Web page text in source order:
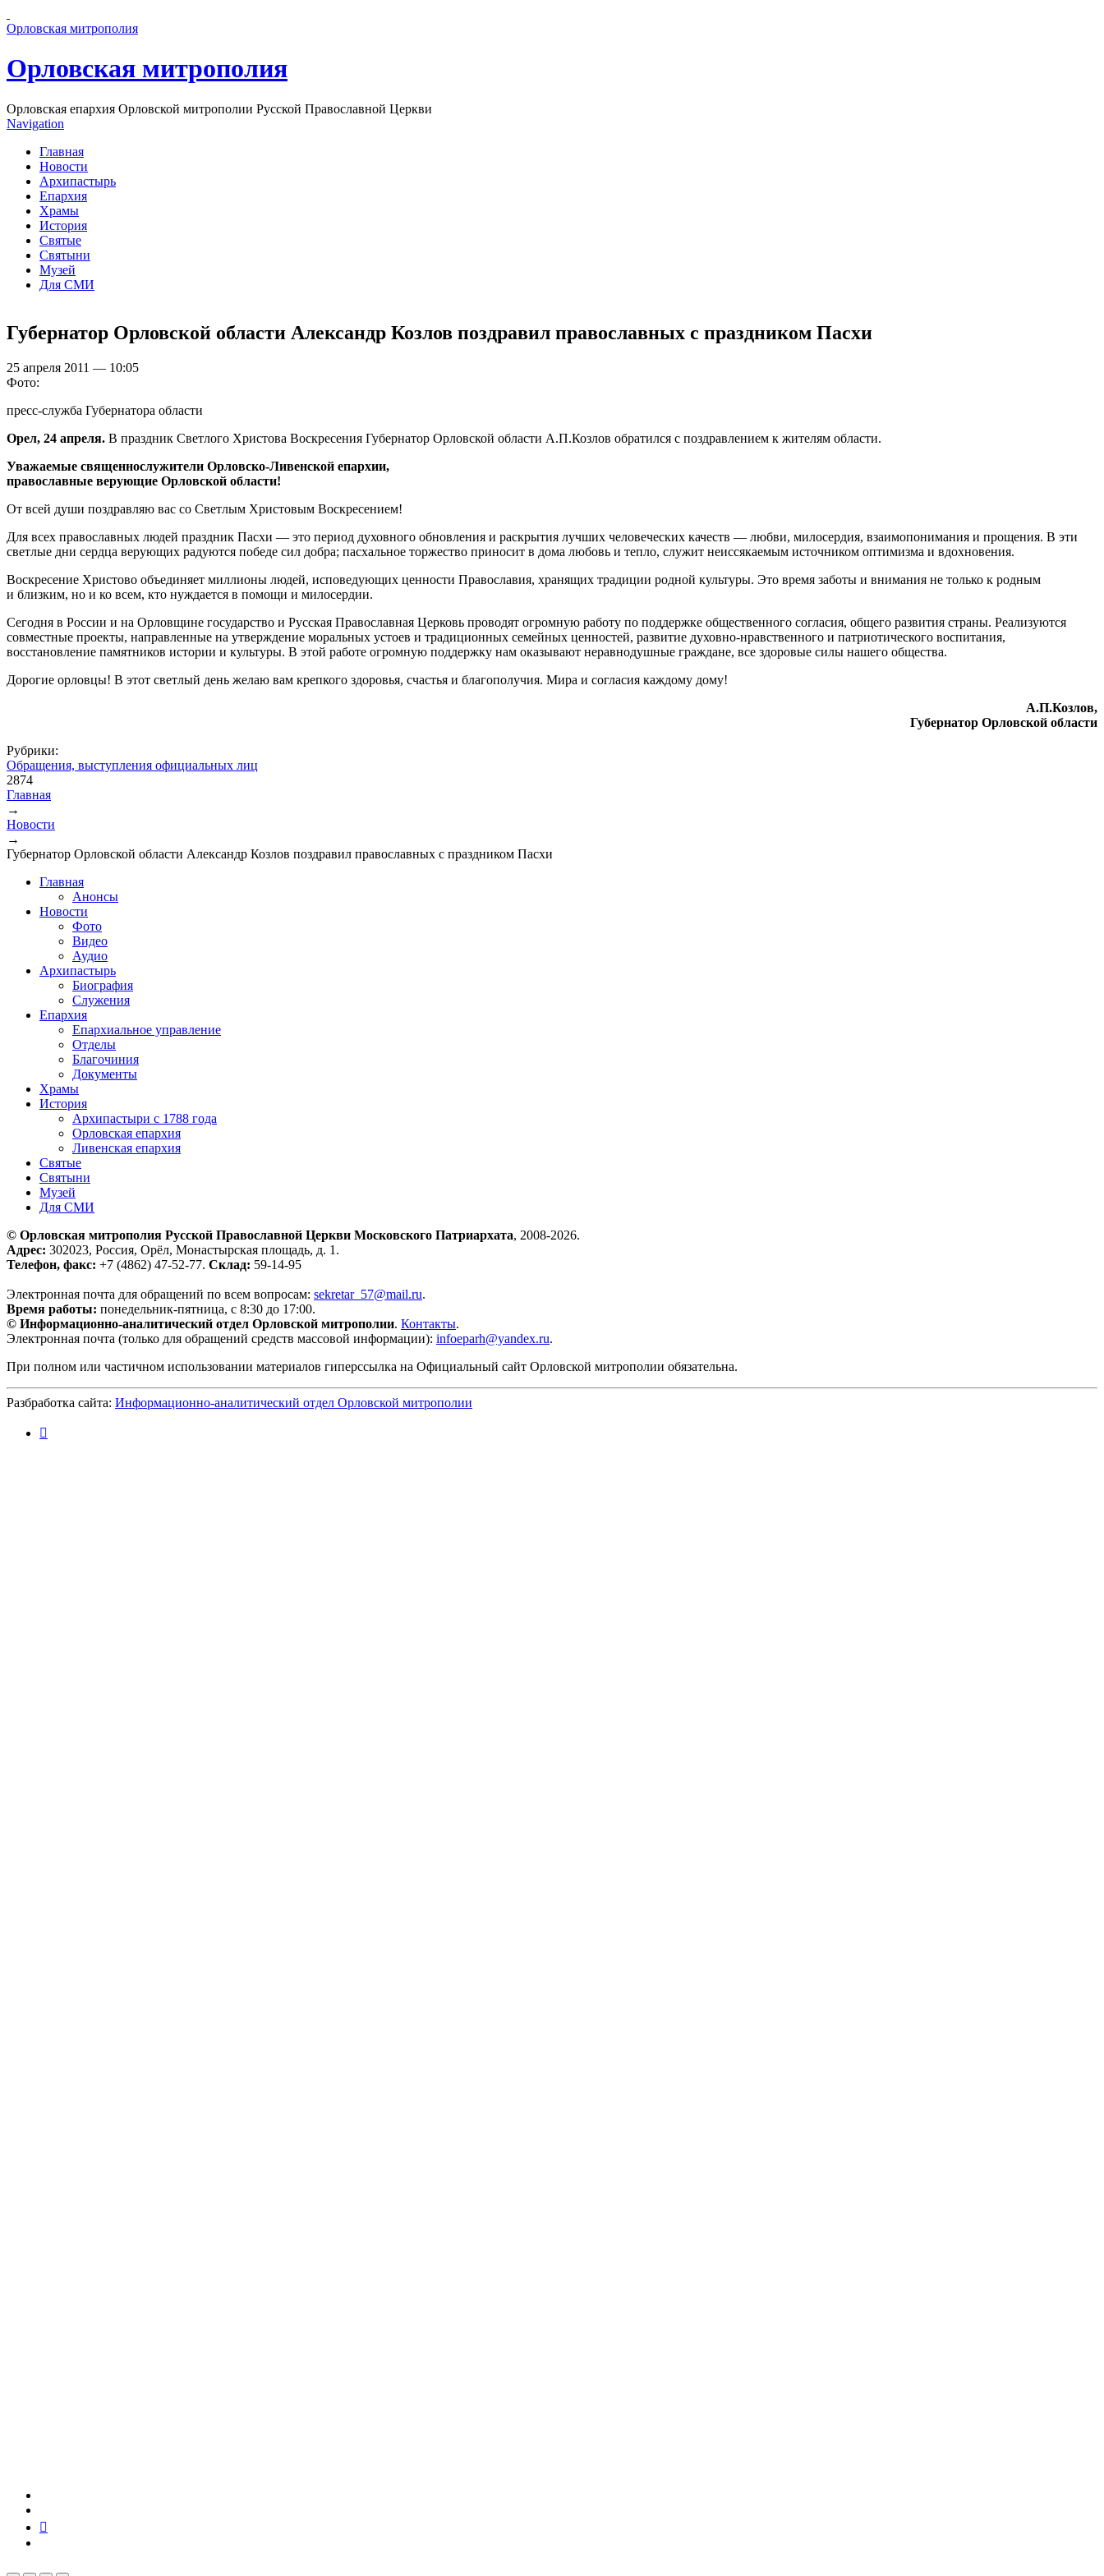
Орловская митрополия
Орловская митрополия
Орловская епархия Орловской митрополии Русской Православной Церкви
Navigation
Главная
Новости
Архипастырь
Епархия
Храмы
История
Святые
Святыни
Музей
Для СМИ
Губернатор Орловской области Александр Козлов поздравил православных с праздником Пасхи
25 апреля 2011 — 10:05
Фото:
пресс-служба Губернатора области
Орел, 24 апреля. В праздник Светлого Христова Воскресения Губернатор Орловской области А.П.Козлов обратился с поздравлением к жителям области.
Уважаемые священнослужители Орловско-Ливенской епархии,
православные верующие Орловской области!
От всей души поздравляю вас со Светлым Христовым Воскресением!
Для всех православных людей праздник Пасхи — это период духовного обновления и раскрытия лучших человеческих качеств — любви, милосердия, взаимопонимания и прощения. В эти
светлые дни сердца верующих радуются победе сил добра; пасхальное торжество приносит в дома любовь и тепло, служит неиссякаемым источником оптимизма и вдохновения.
Воскресение Христово объединяет миллионы людей, исповедующих ценности Православия, хранящих традиции родной культуры. Это время заботы и внимания не только к родным
и близким, но и ко всем, кто нуждается в помощи и милосердии.
Сегодня в России и на Орловщине государство и Русская Православная Церковь проводят огромную работу по поддержке общественного согласия, общего развития страны. Реализуются
совместные проекты, направленные на утверждение моральных устоев и традиционных семейных ценностей, развитие духовно-нравственного и патриотического воспитания,
восстановление памятников истории и культуры. В этой работе огромную поддержку нам оказывают неравнодушные граждане, все здоровые силы нашего общества.
Дорогие орловцы! В этот светлый день желаю вам крепкого здоровья, счастья и благополучия. Мира и согласия каждому дому!
А.П.Козлов,
Губернатор Орловской области
Рубрики:
Обращения, выступления официальных лиц
2874
Вы здесь
Главная
→
Новости
→
Губернатор Орловской области Александр Козлов поздравил православных с праздником Пасхи
Главная
Анонсы
Новости
Фото
Видео
Аудио
Архипастырь
Биография
Служения
Епархия
Епархиальное управление
Отделы
Благочиния
Документы
Храмы
История
Архипастыри с 1788 года
Орловская епархия
Ливенская епархия
Святые
Святыни
Музей
Для СМИ
© Орловская митрополия Русской Православной Церкви Московского Патриархата, 2008-2026.
Адрес: 302023, Россия, Орёл, Монастырская площадь, д. 1.
Телефон, факс: +7 (4862) 47-52-77. Склад: 59-14-95
Электронная почта для обращений по всем вопросам: sekretar_57@mail.ru.
Время работы: понедельник-пятница, с 8:30 до 17:00.
© Информационно-аналитический отдел Орловской митрополии. Контакты.
Электронная почта (только для обращений средств массовой информации): infoeparh@yandex.ru.
При полном или частичном использовании материалов гиперссылка на Официальный сайт Орловской митрополии обязательна.
Разбработка сайта: Информационно-аналитический отдел Орловской митрополии